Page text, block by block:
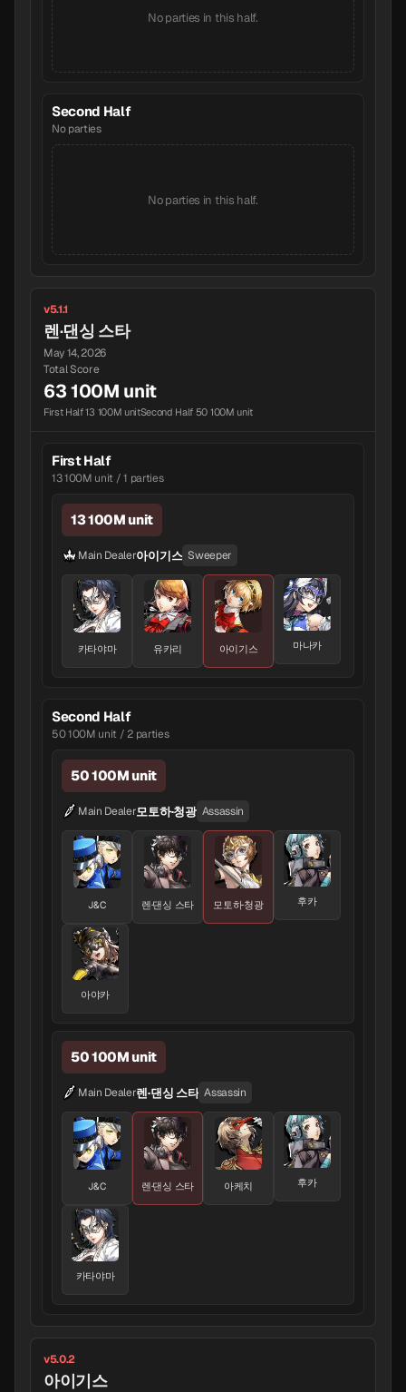
No parties in this half.
Second Half
No parties
No parties in this half.
v5.1.1
렌·댄싱 스타
May 14, 2026
Total Score
63 100M unit
First Half 13 100M unitSecond Half 50 100M unit
First Half
13 100M unit / 1 parties
13 100M unit
Main Dealer아이기스 Sweeper
카타야마 유카리 아이기스 마나카
Second Half
50 100M unit / 2 parties
50 100M unit
Main Dealer모토하·청광 Assassin
J&C 렌·댄싱 스타 모토하·청광 후카
아야카
50 100M unit
Main Dealer렌·댄싱 스타 Assassin
J&C 렌·댄싱 스타 아케치 후카
카타야마
v5.0.2
아이기스